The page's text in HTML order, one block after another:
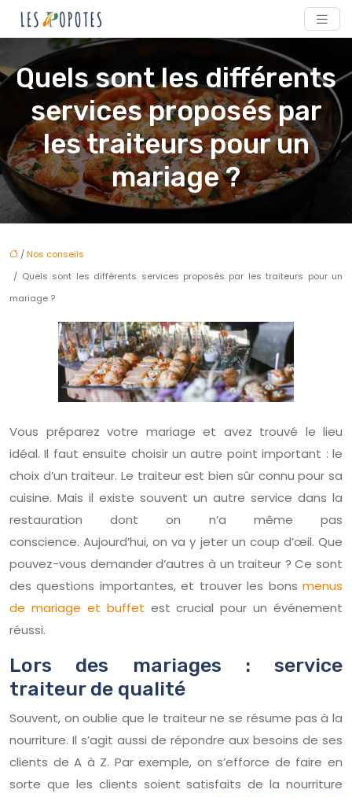
Quels sont les différents
services proposés par
les traiteurs pour un
mariage ?
/Nos conseils
/ Quels sont les différents services proposés par les traiteurs pour un
mariage ?
Vous préparez votre mariage et avez trouvé le lieu
idéal. Il faut ensuite choisir un autre point important : le
choix d’un traiteur. Le traiteur est bien sûr connu pour sa
cuisine. Mais il existe souvent un autre service dans la
restauration dont on n’a même pas
conscience. Aujourd’hui, on va y jeter un coup d’œil. Que
pouvez-vous demander d’autres à un traiteur ? Ce sont
des questions importantes, et trouver les bons menus
de mariage et buffet est crucial pour un événement
réussi.
Lors des mariages : service
traiteur de qualité
Souvent, on oublie que le traiteur ne se résume pas à la
nourriture. Il s’agit aussi de répondre aux besoins de ses
clients de A à Z. Par exemple, on s’efforce de faire en
sorte que les clients soient satisfaits de la nourriture